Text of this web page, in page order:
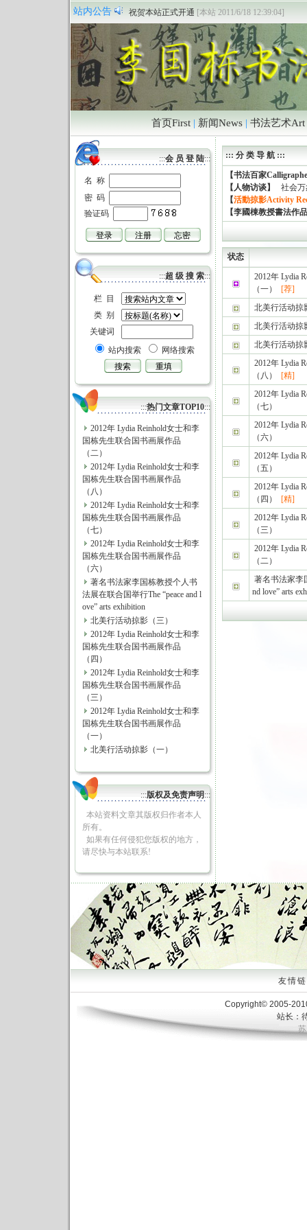
站内公告
祝贺本站正式开通 [本站 2011/6/18 12:39:04]
首页First | 新闻News | 书法艺术Art
:::会 员 登 陆:::
名 称
密 码
验证码
:::超 级 搜 索:::
栏 目
类 别
关键词
站内搜索
网络搜索
:::热门文章TOP10:::
2012年 Lydia Reinhold女士和李
国栋先生联合国书画展作品
（二）
2012年 Lydia Reinhold女士和李
国栋先生联合国书画展作品
（八）
2012年 Lydia Reinhold女士和李
国栋先生联合国书画展作品
（七）
2012年 Lydia Reinhold女士和李
国栋先生联合国书画展作品
（六）
著名书法家李国栋教授个人书
法展在联合国举行The “peace and l
ove” arts exhibition
北美行活动掠影（三）
2012年 Lydia Reinhold女士和李
国栋先生联合国书画展作品
（四）
2012年 Lydia Reinhold女士和李
国栋先生联合国书画展作品
（三）
2012年 Lydia Reinhold女士和李
国栋先生联合国书画展作品
（一）
北美行活动掠影（一）
:::版权及免责声明 :::
本站资料文章其版权归作者本人
所有。
如果有任何侵犯您版权的地方，
请尽快与本站联系!
::: 分 类 导 航 :::
【书法百家
【人物访谈】
社会
【活動掠影Activity
【李國棟教授書法作
状态
2012年 Lydia
（一）
[荐]
北美行活动掠
北美行活动掠
北美行活动掠
2012年 Lydia
（八）
[精]
2012年 Lydia
（七）
2012年 Lydia
（六）
2012年 Lydia
（五）
2012年 Lydia
（四）
[精]
2012年 Lydia
（三）
2012年 Lydia
（二）
著名书法家李
nd love” arts
友情
Copyright© 2005-
站长：